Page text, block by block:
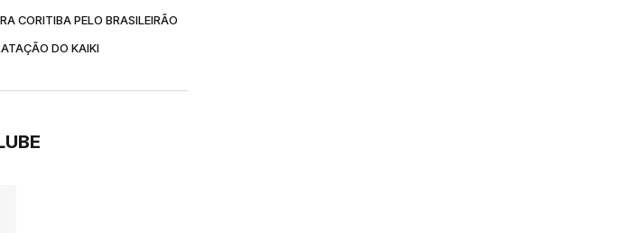
CORITIBA PELO BRASILEIRÃO
DO KAIKI